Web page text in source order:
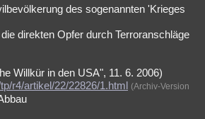
des sogenannten 'Krieges
direkten Opfer durch Terroranschläge
Willkür in den USA", 11. 6. 2006)
r4/artikel/22/22826/1.html (Archiv-Version